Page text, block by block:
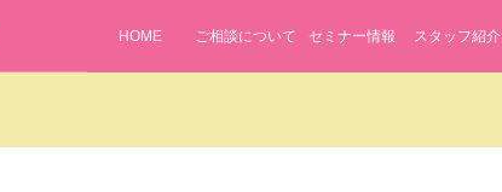
HOME ご相談について セミナー情報 スタッフ紹介